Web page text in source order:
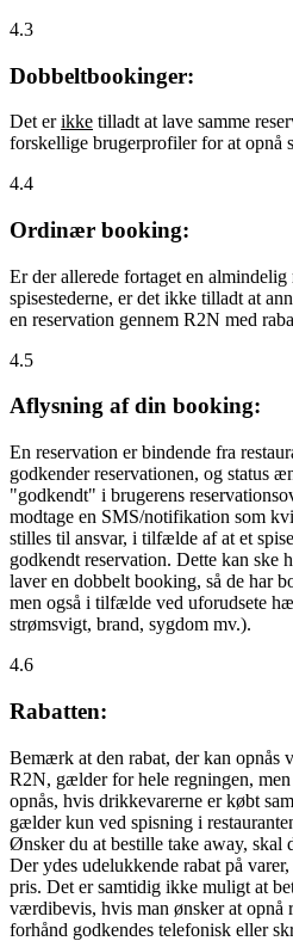
4.3
Dobbeltbookinger:
Det erikke tilladt at lave samme
forskellige brugerprofiler for at opnå
4.4
Ordinær booking:
Er der allerede fortaget en
spisestederne, er det ikke tilladt at
en reservation gennem R2N med
4.5
Aflysning af din booking:
En reservation er bindende fra
godkender reservationen, og status
"godkendt" i brugerens
modtage en SMS/notifikation som
stilles til ansvar, i tilfælde af at et
godkendt reservation. Dette kan ske
laver en dobbelt booking, så de har
men også i tilfælde ved uforudsete
strømsvigt, brand, sygdom mv.).
4.6
Rabatten:
Bemærk at den rabat, der kan opnås
R2N, gælder for hele regningen,
opnås, hvis drikkevarerne er købt
gælder kun ved spisning i
Ønsker du at bestille take away, skal
Der ydes udelukkende rabat på
pris. Det er samtidig ikke muligt at
værdibevis, hvis man ønsker at opnå
forhånd godkendes telefonisk eller